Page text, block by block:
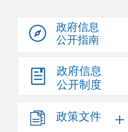
政府信息
公开指南
政府信息
公开制度
政策文件